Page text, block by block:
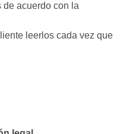
acuerdo con la
leerlos cada vez que